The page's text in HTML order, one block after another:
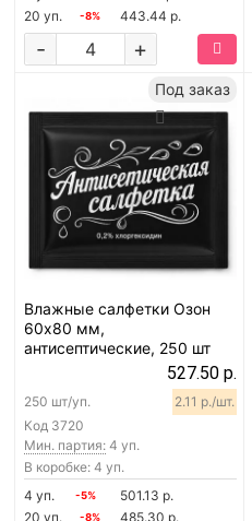
20 уп.
-8% 443.44 р.
+
-
Под заказ
Влажные салфетки Озон
60х80 мм,
антисептические, 250 шт
527.50 р.
Код 3720
250 шт/уп. 2.11 р./шт.
Мин. партия: 4 уп.
В коробке: 4 уп.
4 уп.
-5%
501.13 р.
20 уп.
-8% 485.30 р.